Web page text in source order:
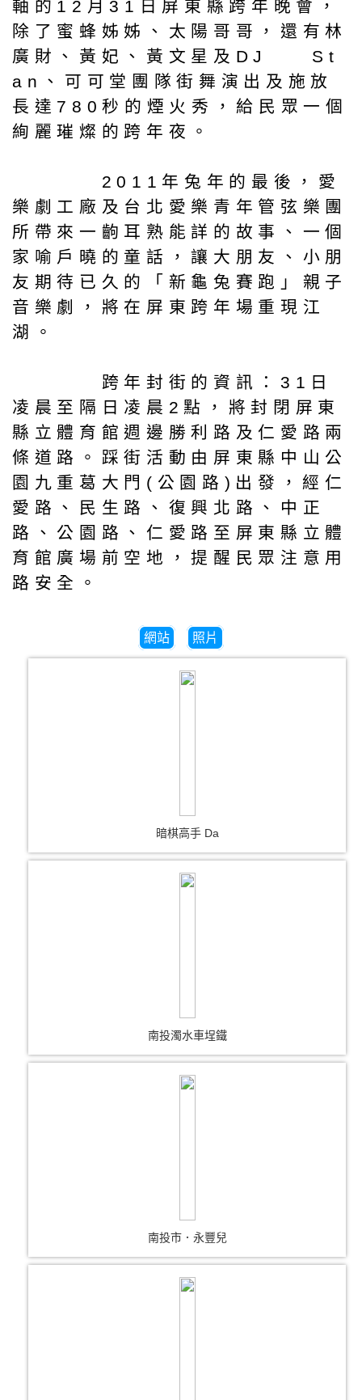
軸的12月31日屏東縣跨年晚會，
除了蜜蜂姊姊、太陽哥哥，還有林
廣財、黃妃、黃文星及DJ St
an、可可堂團隊街舞演出及施放
長達780秒的煙火秀，給民眾一個
絢麗璀燦的跨年夜。
2011年兔年的最後，愛
樂劇工廠及台北愛樂青年管弦樂團
所帶來一齣耳熟能詳的故事、一個
家喻戶曉的童話，讓大朋友、小朋
友期待已久的「新龜兔賽跑」親子
音樂劇，將在屏東跨年場重現江
湖。
跨年封街的資訊：31日
凌晨至隔日凌晨2點，將封閉屏東
縣立體育館週邊勝利路及仁愛路兩
條道路。踩街活動由屏東縣中山公
園九重葛大門(公園路)出發，經仁
愛路、民生路、復興北路、中正
路、公園路、仁愛路至屏東縣立體
育館廣場前空地，提醒民眾注意用
路安全。
網站 照片
暗棋高手 Da
南投濁水車埕鐵
南投市．永豐兒